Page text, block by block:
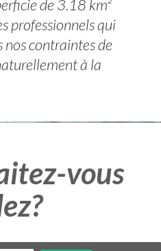
de 3.18 km²
professionnels qui
contraintes de
à la
vous